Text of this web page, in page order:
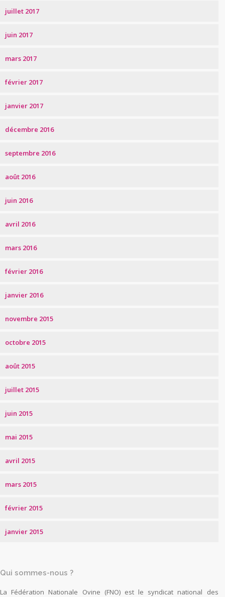
juillet 2017
juin 2017
mars 2017
février 2017
janvier 2017
décembre 2016
septembre 2016
août 2016
juin 2016
avril 2016
mars 2016
février 2016
janvier 2016
novembre 2015
octobre 2015
août 2015
juillet 2015
juin 2015
mai 2015
avril 2015
mars 2015
février 2015
janvier 2015
Qui sommes-nous ?
La Fédération Nationale Ovine (FNO) est le syndicat national des